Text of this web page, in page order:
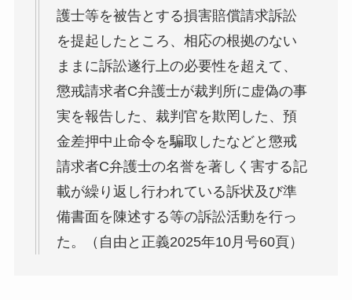
護士等を被告とする損害賠償請求訴訟
を提起したところ、相応の根拠のない
ままに訴訟遂行上の必要性を超えて、
懲戒請求者C弁護士が裁判所に虚偽の事
実を報告した、裁判官を欺罔した、預
金差押中止命令を騙取したなどと懲戒
請求者C弁護士の名誉を著しく害する記
載が繰り返し行われている訴状及び準
備書面を陳述する等の訴訟活動を行っ
た。（自由と正義2025年10月号60頁）